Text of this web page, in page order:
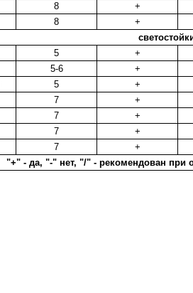
8 +
8 +
5 +
5-6 +
5 +
7 +
7 +
7 +
7 +
"+" - да, "-" нет, "/" - рекомендован при